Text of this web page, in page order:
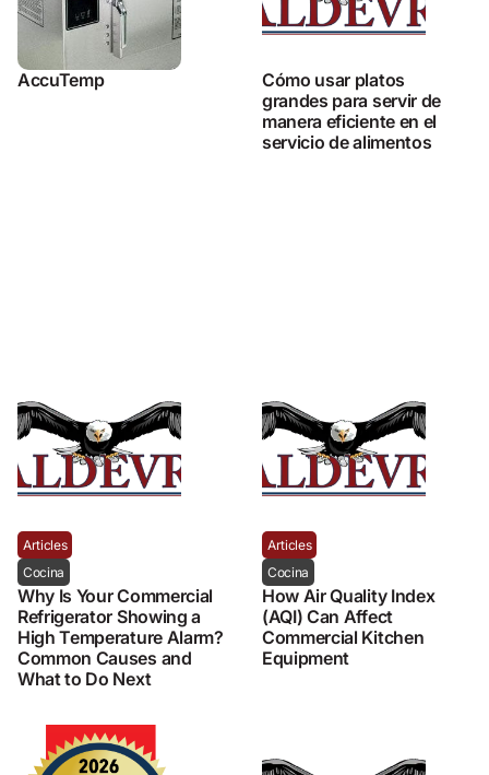
AccuTemp
Cómo usar platos
grandes para servir de
manera eficiente en el
servicio de alimentos
Articles
Cocina
Why Is Your Commercial
Refrigerator Showing a
High Temperature Alarm?
Common Causes and
What to Do Next
Articles
Cocina
How Air Quality Index
(AQI) Can Affect
Commercial Kitchen
Equipment